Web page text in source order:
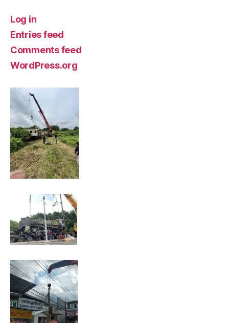
Log in
Entries feed
Comments feed
WordPress.org